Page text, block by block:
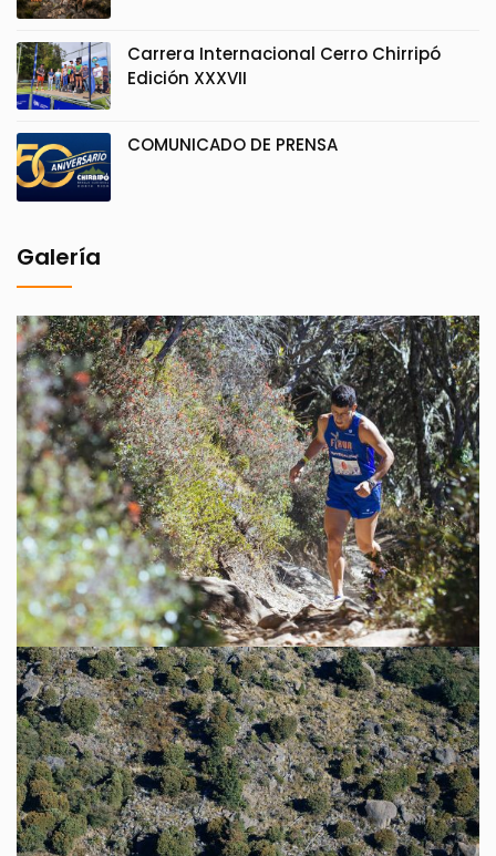
Carrera Internacional Cerro Chirripó
Edición XXXVII
COMUNICADO DE PRENSA
Galería